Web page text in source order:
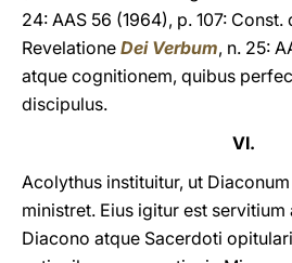
24: AAS 56 (1964), p. 107:
Revelatione Dei Verbum, n. 25:
atque cognitionem, quibus
discipulus.
VI.
Acolythus instituitur, ut
ministret. Eius igitur est servitium
Diacono atque Sacerdoti